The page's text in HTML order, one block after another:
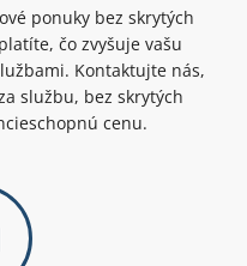
ponuky bez skrytých
čo zvyšuje vašu
Kontaktujte nás,
službu, bez skrytých
cenu.